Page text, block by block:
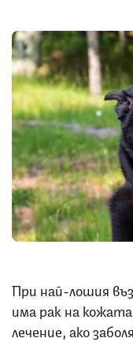
При най-лошия
има рак на
лечение, ако